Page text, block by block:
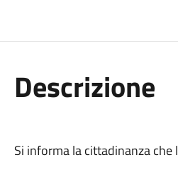
Descrizione
Si informa la cittadinanza